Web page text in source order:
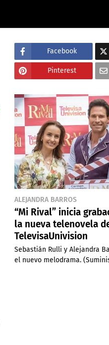
Facebook
Pinterest
ALEJANDRA BARROS
“Mi Rival” inicia
la nueva telenovela
TelevisaUnivision
Sebastián Rulli y Alejandra
el nuevo melodrama.